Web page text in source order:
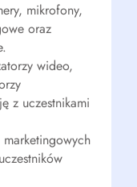
mikrofony,
oraz
wideo,
z uczestnikami